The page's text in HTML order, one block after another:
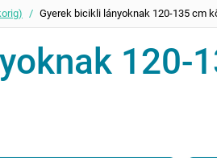
Gyerek bicikli lányoknak 120-135 cm
120-